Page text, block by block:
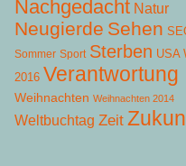
Nachgedacht Natur
Neugierde Sehen
Sommer Sport Sterben USA
2016 Verantwortung
Weihnachten Weihnachten 2014
Weltbuchtag Zeit